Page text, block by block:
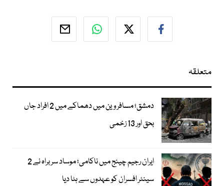
متعلقہ
دمشق؛ مسافر وین میں دھماکے میں 2 افراد جاں
بحق اور 13 زخمی
ایران رجیم چینج میں ناکامی؛ موساد سربراہ نے 2
سینئر افسران کو عہدوں سے ہٹا دیا